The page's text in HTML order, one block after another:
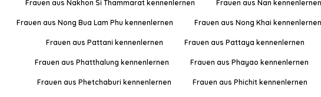
Frauen aus Nakhon Si Thammarat kennenlernen Frauen aus Nan kennenlernen
Frauen aus Nong Bua Lam Phu kennenlernen Frauen aus Nong Khai kennenlernen
Frauen aus Pattani kennenlernen Frauen aus Pattaya kennenlernen
Frauen aus Phatthalung kennenlernen Frauen aus Phayao kennenlernen
Frauen aus Phetchaburi kennenlernen Frauen aus Phichit kennenlernen